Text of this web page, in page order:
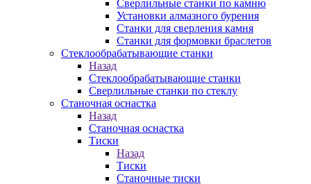
Сверлильные станки по камню
Установки алмазного бурения
Станки для сверления камня
Станки для формовки браслетов
Стеклообрабатывающие станки
Назад
Стеклообрабатывающие станки
Сверлильные станки по стеклу
Станочная оснастка
Назад
Станочная оснастка
Тиски
Назад
Тиски
Станочные тиски